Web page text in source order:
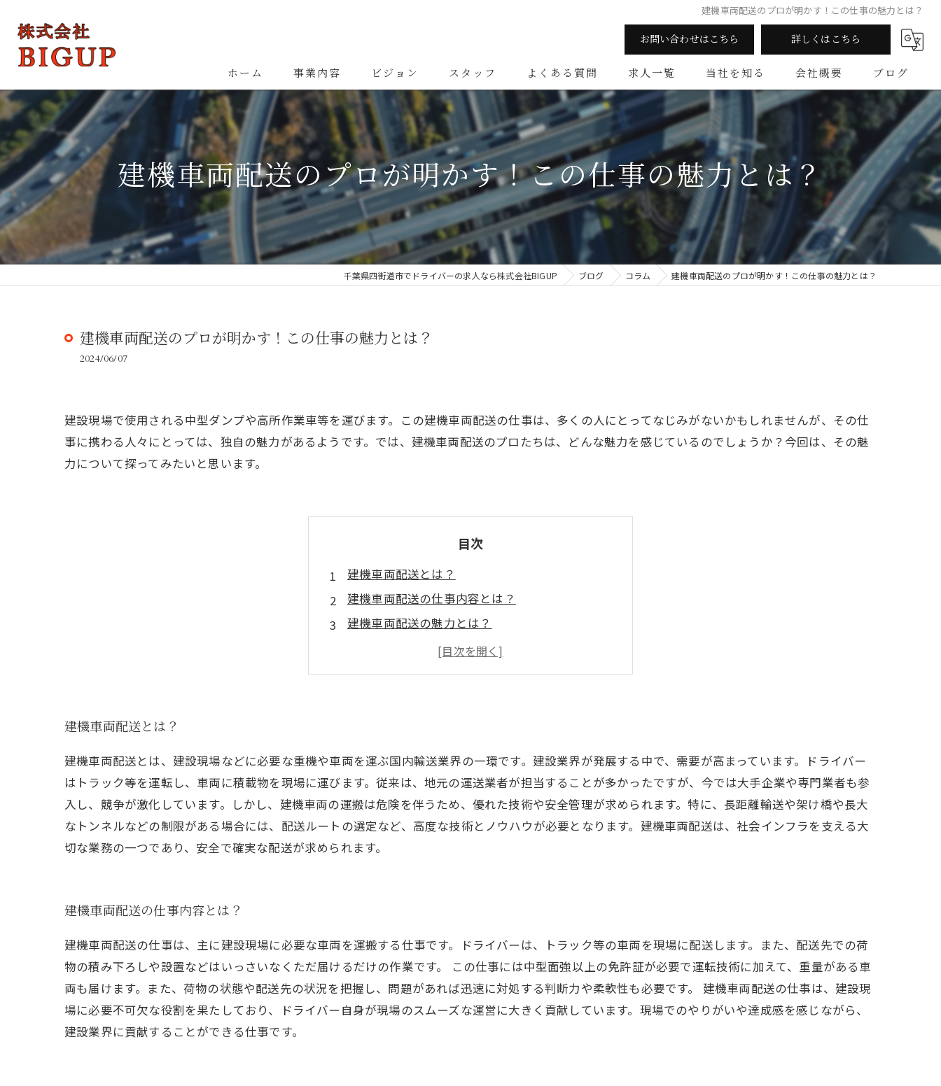
建機車両配送のプロが明かす！この仕事の魅力とは？
お問い合わせはこちら 詳しくはこちら
ホーム 事業内容 ビジョン スタッフ よくある質問 求人一覧 当社を知る
業務委託
中型
年齢不問
女性
会社概要 ブログ
コラム
建機車両配送のプロが明かす！この仕事の魅力とは？
千葉県四街道市でドライバーの求人なら株式会社BIGUP ブログ コラム 建機車両配送のプロが明かす！この仕事の魅力とは？
建機車両配送のプロが明かす！この仕事の魅力とは？
2024/06/07
建設現場で使用される中型ダンプや高所作業車等を運びます。この建機車両配送の仕事は、多くの人にとってなじみがないかもしれませんが、その仕
事に携わる人々にとっては、独自の魅力があるようです。では、建機車両配送のプロたちは、どんな魅力を感じているのでしょうか？今回は、その魅
力について探ってみたいと思います。
目次
建機車両配送とは？
建機車両配送の仕事内容とは？
建機車両配送の魅力とは？
建機車両配送の求人情報とは？
建機車両配送のスキルを身につけるには？
建機車両配送とは？
建機車両配送とは、建設現場などに必要な重機や車両を運ぶ国内輸送業界の一環です。建設業界が発展する中で、需要が高まっています。ドライバー
はトラック等を運転し、車両に積載物を現場に運びます。従来は、地元の運送業者が担当することが多かったですが、今では大手企業や専門業者も参
入し、競争が激化しています。しかし、建機車両の運搬は危険を伴うため、優れた技術や安全管理が求められます。特に、長距離輸送や架け橋や長大
なトンネルなどの制限がある場合には、配送ルートの選定など、高度な技術とノウハウが必要となります。建機車両配送は、社会インフラを支える大
切な業務の一つであり、安全で確実な配送が求められます。
建機車両配送の仕事内容とは？
建機車両配送の仕事は、主に建設現場に必要な車両を運搬する仕事です。ドライバーは、トラック等の車両を現場に配送します。また、配送先での荷
物の積み下ろしや設置などはいっさいなくただ届けるだけの作業です。 この仕事には中型面強以上の免許証が必要で運転技術に加えて、重量がある車
両も届けます。また、荷物の状態や配送先の状況を把握し、問題があれば迅速に対処する判断力や柔軟性も必要です。 建機車両配送の仕事は、建設現
場に必要不可欠な役割を果たしており、ドライバー自身が現場のスムーズな運営に大きく貢献しています。現場でのやりがいや達成感を感じながら、
建設業界に貢献することができる仕事です。